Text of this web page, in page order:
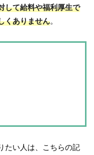
して給料や福利厚生で
くありません。
たい人は、こちらの記